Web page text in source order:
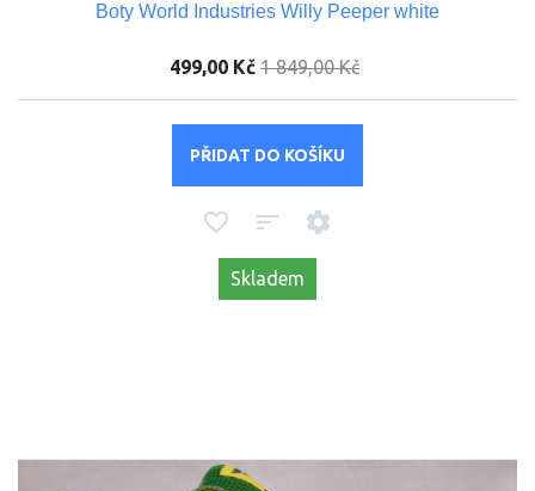
Boty World Industries Willy Peeper white
499,00 Kč 1 849,00 Kč
PŘIDAT DO KOŠÍKU
Skladem